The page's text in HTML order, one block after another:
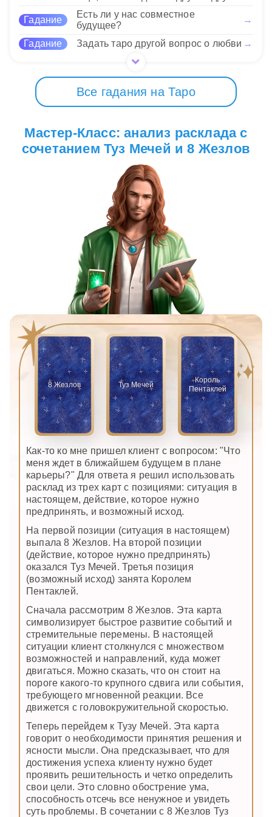
19 Нравится
Гадание
Есть ли у нас совместное
будущее?
→
Гадание Задать таро другой вопрос о любви →
Все гадания на Таро
Мастер-Класс: анализ расклада с
сочетанием Туз Мечей и 8 Жезлов
8 Жезлов Туз Мечей
Король
Пентаклей
Как-то ко мне пришел клиент с вопросом: "Что
меня ждет в ближайшем будущем в плане
карьеры?" Для ответа я решил использовать
расклад из трех карт с позициями: ситуация в
настоящем, действие, которое нужно
предпринять, и возможный исход.
На первой позиции (ситуация в настоящем)
выпала 8 Жезлов. На второй позиции
(действие, которое нужно предпринять)
оказался Туз Мечей. Третья позиция
(возможный исход) занята Королем
Пентаклей.
Сначала рассмотрим 8 Жезлов. Эта карта
символизирует быстрое развитие событий и
стремительные перемены. В настоящей
ситуации клиент столкнулся с множеством
возможностей и направлений, куда может
двигаться. Можно сказать, что он стоит на
пороге какого-то крупного сдвига или события,
требующего мгновенной реакции. Все
движется с головокружительной скоростью.
Теперь перейдем к Тузу Мечей. Эта карта
говорит о необходимости принятия решения и
ясности мысли. Она предсказывает, что для
достижения успеха клиенту нужно будет
проявить решительность и четко определить
свои цели. Это словно обострение ума,
способность отсечь все ненужное и увидеть
суть проблемы. В сочетании с 8 Жезлов Туз